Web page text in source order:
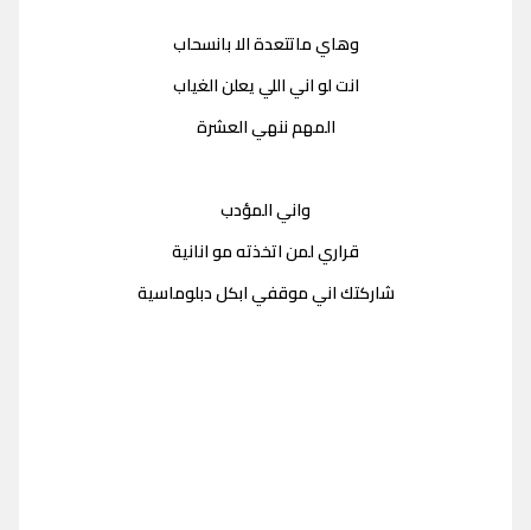
وهاي ماتتعدة الا بانسحاب
انت لو اني اللي يعلن الغياب
المهم ننهي العشرة
واني المؤدب
قراري لمن اتخذته مو انانية
شاركتك اني موقفي ابكل دبلوماسية